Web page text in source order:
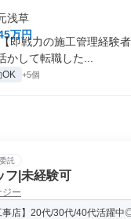
浅草
万円
即戦力の施工管理経験
かして転職した...
OK +5個
託
フ|未経験可
ー
事店】20代/30代/40代活躍